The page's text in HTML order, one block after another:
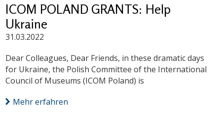
ICOM POLAND GRANTS: Help
Ukraine
31.03.2022
Dear Colleagues, Dear Friends, in these dramatic days
for Ukraine, the Polish Committee of the International
Council of Museums (ICOM Poland) is
Mehr erfahren